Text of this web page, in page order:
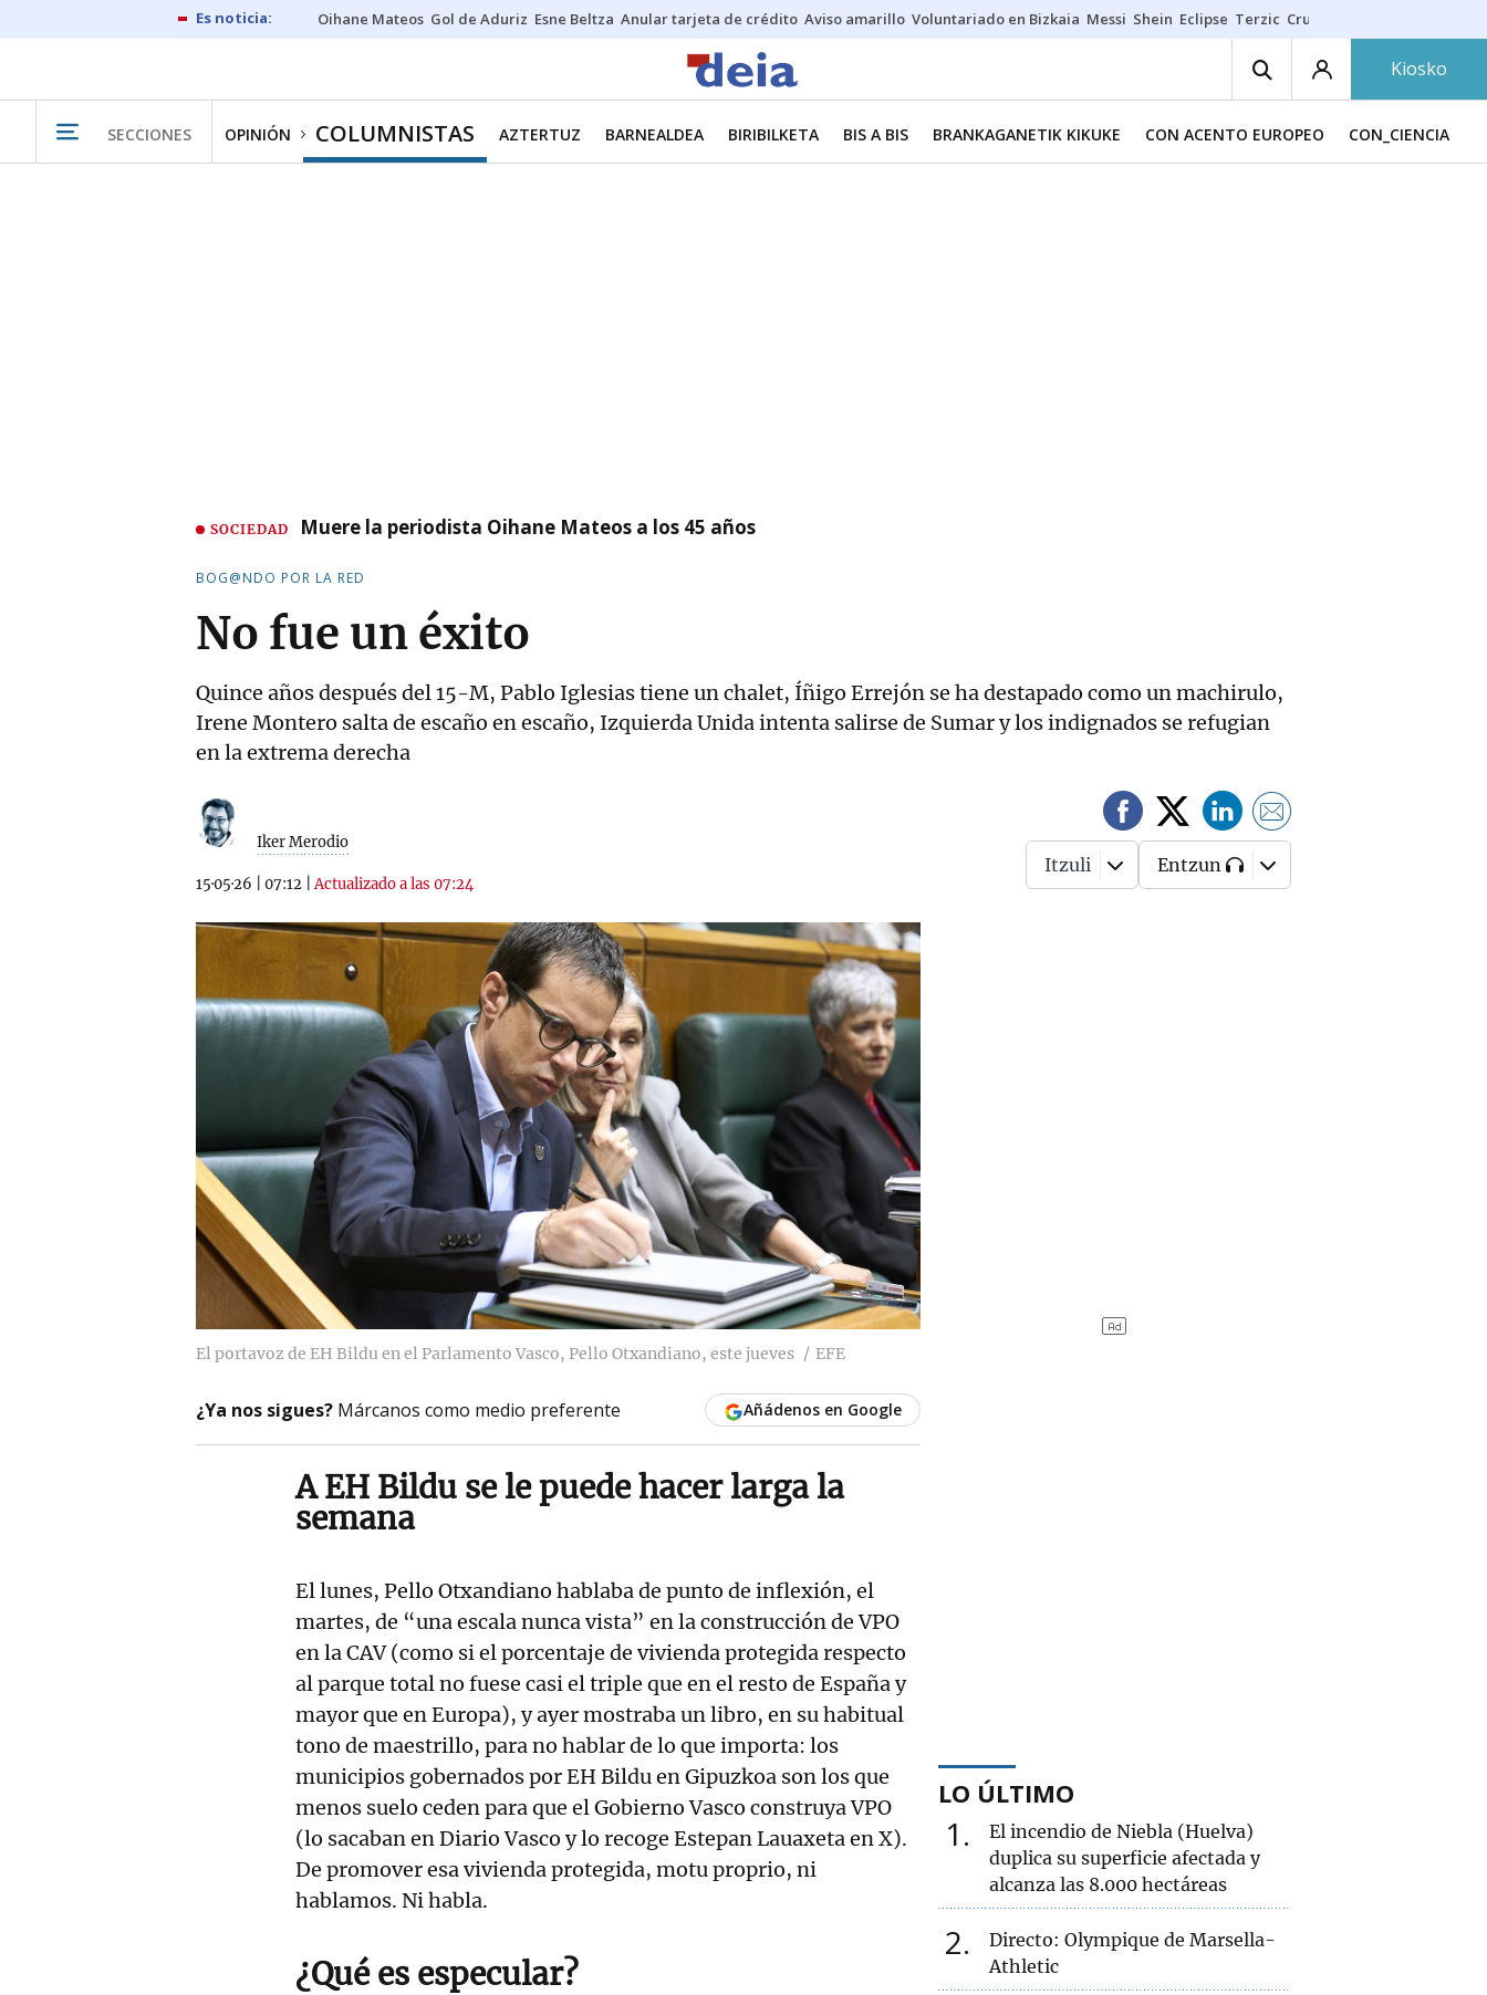
Oihane Mateos Gol de Aduriz Esne Beltza Anular tarjeta de crédito Aviso amarillo Voluntariado en Bizkaia Messi Shein Eclipse Terzic Cruz Gorbeia
Kiosko
SECCIONES OPINIÓN COLUMNISTAS AZTERTUZ BARNEALDEA BIRIBILKETA BIS A BIS BRANKAGANETIK KIKUKE CON ACENTO EUROPEO CON_CIENCIA
SOCIEDAD Muere la periodista Oihane Mateos a los 45 años
BOG@NDO POR LA RED
No fue un éxito
Quince años después del 15-M, Pablo Iglesias tiene un chalet, Íñigo Errejón se ha destapado como un machirulo,
Irene Montero salta de escaño en escaño, Izquierda Unida intenta salirse de Sumar y los indignados se refugian
en la extrema derecha
Iker Merodio
15·05·26 07:12 |Actualizado a las 07:24
Itzuli Entzun
El portavoz de EH Bildu en el Parlamento Vasco, Pello Otxandiano, este jueves EFE
¿Ya nos sigues? Márcanos como medio preferente Añádenos en Google
A EH Bildu se le puede hacer larga la
semana
El lunes, Pello Otxandiano hablaba de punto de inflexión, el
martes, de “una escala nunca vista” en la construcción de VPO
en la CAV (como si el porcentaje de vivienda protegida respecto
al parque total no fuese casi el triple que en el resto de España y
mayor que en Europa), y ayer mostraba un libro, en su habitual
tono de maestrillo, para no hablar de lo que importa: los
municipios gobernados por EH Bildu en Gipuzkoa son los que
menos suelo ceden para que el Gobierno Vasco construya VPO
(lo sacaban en Diario Vasco y lo recoge Estepan Lauaxeta en X).
De promover esa vivienda protegida, motu proprio, ni
hablamos. Ni habla.
¿Qué es especular?
LO ÚLTIMO
1
El incendio de Niebla (Huelva)
duplica su superficie afectada y
alcanza las 8.000 hectáreas
2
Directo: Olympique de Marsella-
Athletic